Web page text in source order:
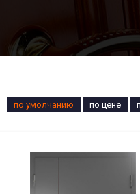
по умолчанию по цене